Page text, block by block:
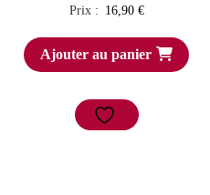
Prix : 16,90 €
Ajouter au panier